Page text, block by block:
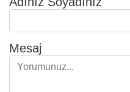
Mesaj